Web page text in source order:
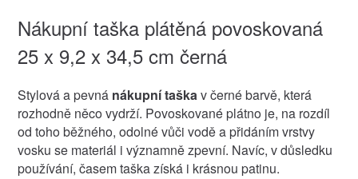
Nákupní taška plátěná povoskovaná
25 x 9,2 x 34,5 cm černá
Stylová a pevná nákupní taškav černé barvě, která
rozhodně něco vydrží. Povoskované plátno je, na rozdíl
od toho běžného, odolné vůči vodě a přidáním vrstvy
vosku se materiál i významně zpevní. Navíc, v důsledku
používání, časem taška získá i krásnou patinu.